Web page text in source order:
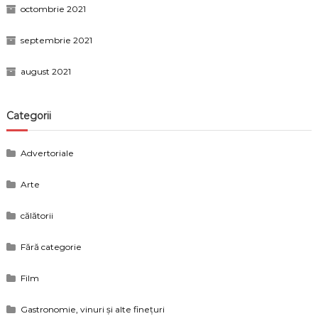
octombrie 2021
septembrie 2021
august 2021
Categorii
Advertoriale
Arte
călătorii
Fără categorie
Film
Gastronomie, vinuri și alte finețuri